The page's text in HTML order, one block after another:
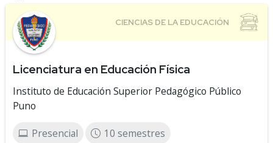
Licenciatura en Educación Física
Instituto de Educación Superior Pedagógico Público
Puno
Presencial 10 semestres